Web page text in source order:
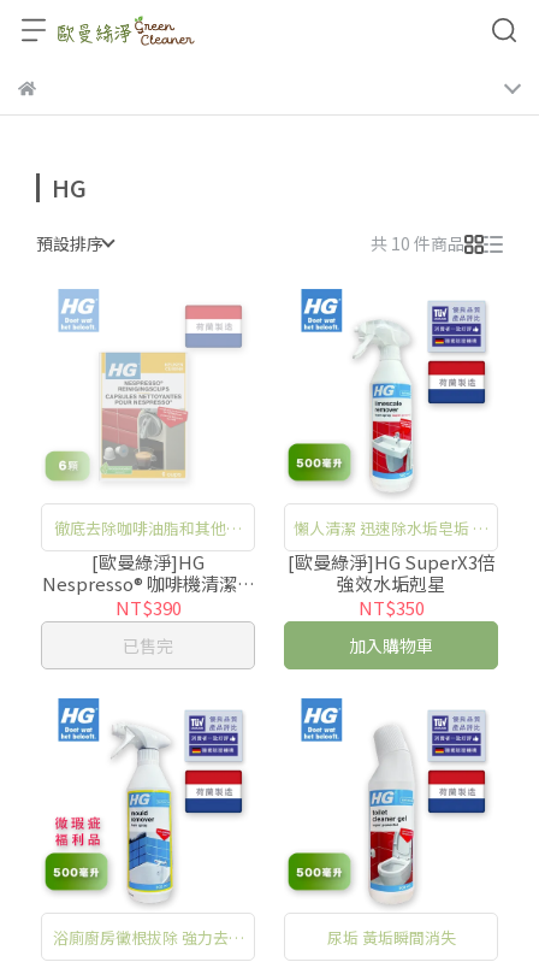
HG
預設排序 共 10 件商品
徹底去除咖啡油脂和其他咖
啡沉積物
[歐曼綠淨]HG
Nespresso® 咖啡機清潔膠
囊
NT$390
已售完
懶人清潔 迅速除水垢皂垢 輕
鬆不刺鼻
[歐曼綠淨]HG SuperX3倍
強效水垢剋星
NT$350
加入購物車
浴廁廚房黴根拔除 強力去除
尿垢 黃垢瞬間消失